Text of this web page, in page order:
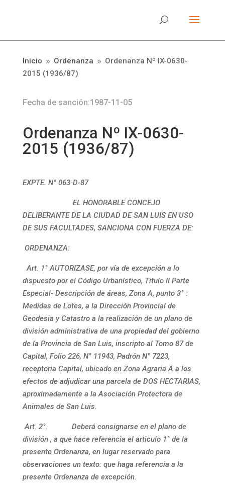
Inicio 9 Ordenanza 9 Ordenanza Nº IX-0630-
2015 (1936/87)
Fecha de sanción:1987-11-05
Ordenanza Nº IX-0630-
2015 (1936/87)
EXPTE. N° 063-D-87
EL HONORABLE CONCEJO
DELIBERANTE DE LA CIUDAD DE SAN LUIS EN USO
DE SUS FACULTADES, SANCIONA CON FUERZA DE:
ORDENANZA:
Art. 1° AUTORIZASE, por vía de excepción a lo
dispuesto por el Código Urbanístico, Titulo II Parte
Especial- Descripción de áreas, Zona A, punto 3° :
Medidas de Lotes, a la Dirección Provincial de
Geodesia y Catastro a la realización de un plano de
división administrativa de una propiedad del gobierno
de la Provincia de San Luis, inscripto al Tomo 87 de
Capital, Folio 226, N° 11943, Padrón N° 7223,
receptoria Capital, ubicado en Zona Agraria A a los
efectos de adjudicar una parcela de DOS HECTARIAS,
aproximadamente a la Asociación Protectora de
Animales de San Luis.
Art. 2°. Deberá consignarse en el plano de
división , a que hace referencia el articulo 1° de la
presente Ordenanza, en lugar reservado para
observaciones un texto: que haga referencia a la
presente Ordenanza de excepción.